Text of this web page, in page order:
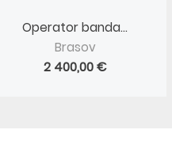
Operator banda...
Brasov
2 400,00 €